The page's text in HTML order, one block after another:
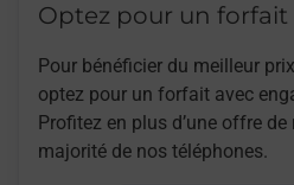
Optez pour un forfait
Pour bénéficier du meilleur
optez pour un forfait avec
Profitez en plus d’une offre
majorité de nos téléphones.